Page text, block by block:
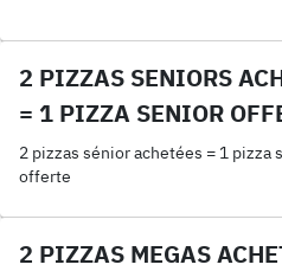
2 PIZZAS SENIORS
= 1 PIZZA SENIOR
2 pizzas sénior achetées = 1 pizza
offerte
2 PIZZAS MEGAS